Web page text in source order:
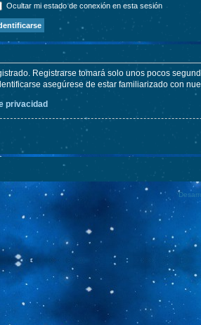
Ocultar mi estado de conexión en esta sesión
Registrarse tomará solo unos pocos
asegúrese de estar familiarizado con
privacidad